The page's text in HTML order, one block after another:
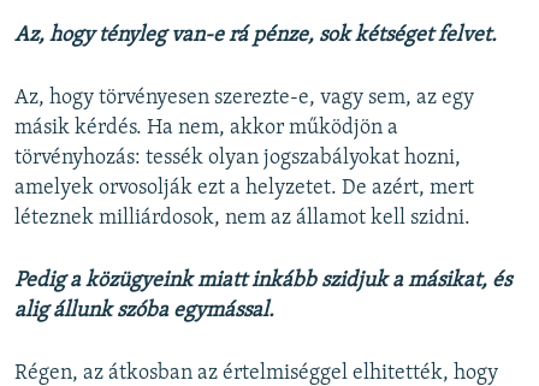
Az, hogy tényleg van-e rá pénze, sok kétséget felvet.
Az, hogy törvényesen szerezte-e, vagy sem, az egy
másik kérdés. Ha nem, akkor működjön a
törvényhozás: tessék olyan jogszabályokat hozni,
amelyek orvosolják ezt a helyzetet. De azért, mert
léteznek milliárdosok, nem az államot kell szidni.
Pedig a közügyeink miatt inkább szidjuk a másikat, és
alig állunk szóba egymással.
Régen, az átkosban az értelmiséggel elhitették, hogy